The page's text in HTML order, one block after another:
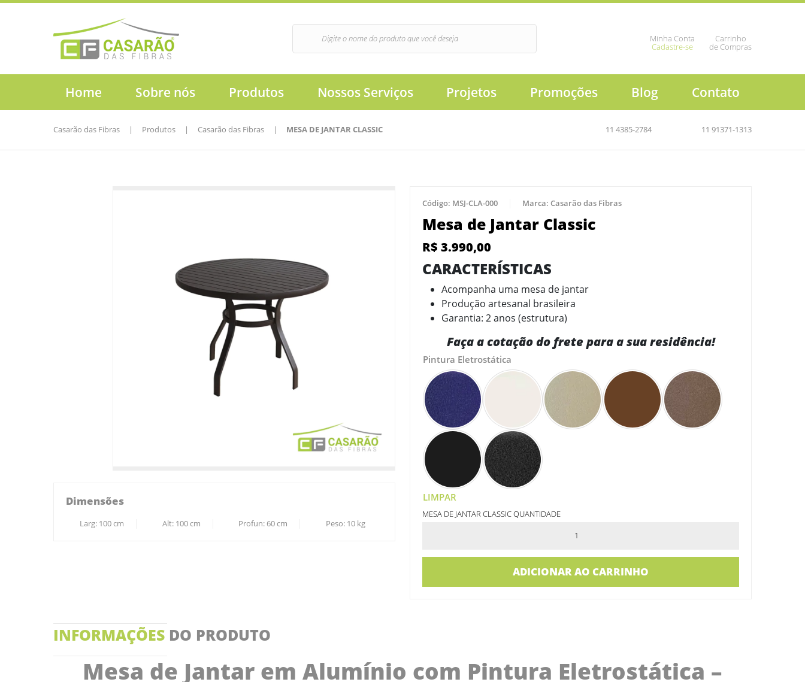
Minha Conta
Cadastre-se
Carrinho
de Compras
Home Sobre nós Produtos Nossos Serviços Projetos Promoções Blog Contato
Casarão das Fibras | Produtos | Casarão das Fibras | MESA DE JANTAR CLASSIC 11 4385-2784 11 91371-1313
Dimensões
Larg: 100cm Alt: 100cm Profun:60cm Peso: 10 kg
Código: MSJ-CLA-000 Marca: Casarão das Fibras
Mesa de Jantar Classic
R$ 3.990,00
CARACTERÍSTICAS
Acompanha uma mesa de jantar
Produção artesanal brasileira
Garantia: 2 anos (estrutura)
Faça a cotação do frete para a sua residência!
Pintura Eletrostática
LIMPAR
MESA DE JANTAR CLASSIC QUANTIDADE
ADICIONAR AO CARRINHO
INFORMAÇÕES DO PRODUTO
Mesa de Jantar em Alumínio com Pintura Eletrostática –